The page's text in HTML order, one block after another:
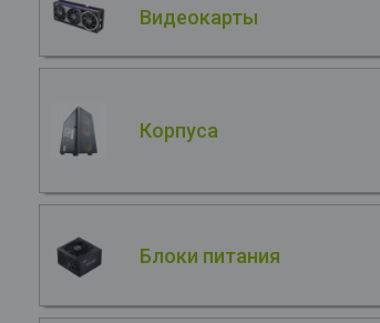
Видеокарты
Корпуса
Блоки питания